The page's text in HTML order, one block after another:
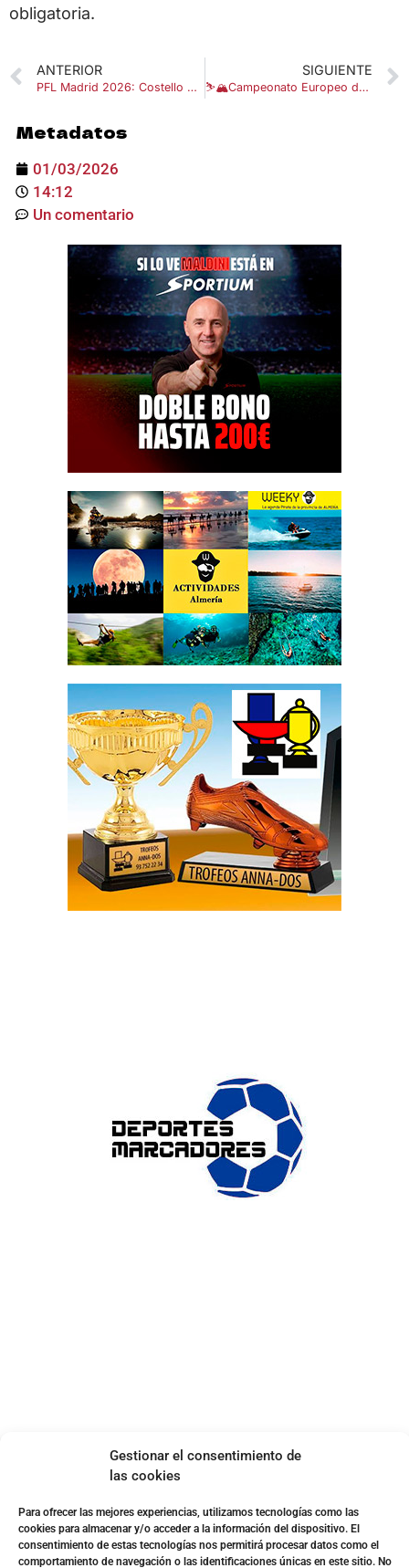
Gestionar el consentimiento de
las cookies
Para ofrecer las mejores experiencias, utilizamos tecnologías como las
cookies para almacenar y/o acceder a la información del dispositivo. El
consentimiento de estas tecnologías nos permitirá procesar datos como el
comportamiento de navegación o las identificaciones únicas en este sitio. No
obligatoria.
ANTERIOR
PFL Madrid 2026: Costello Van Steenis por el título mundial ante Fabian Edwards
SIGUIENTE
⛷️🏔️Campeonato Europeo de Esquí de Montaña 2026: Shahdag acoge la gran cita del skimo
Metadatos
01/03/2026
14:12
Un comentario